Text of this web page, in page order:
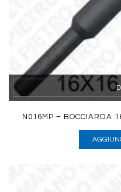
N016MP – BOCCIARDA